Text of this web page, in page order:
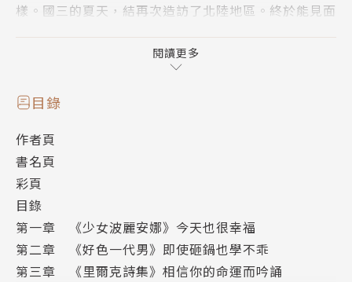
樣。國三的夏天，結再次造訪了北陸地區。終於能見面
女。結前往出過事的那棟別墅，撿到包著色紙的胸針，
打開一看，紙上寫著「來找我」……
榎木結
非常愛書，聽得見書本聲音的少年。
夜長姬
結的女友，書。
看到結為了解決書本的問題而到處奔走，非常擔心。
閱讀更多
目錄
作者頁
書名頁
彩頁
目錄
第一章 《少女波麗安娜》今天也很幸福
第二章 《好色一代男》即使砸鍋也學不乖
第三章 《里爾克詩集》相信你的命運而吟誦